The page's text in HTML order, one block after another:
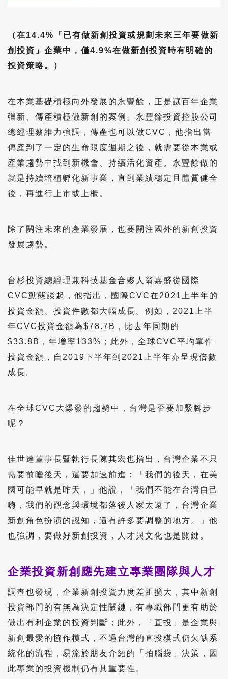
（在14.4%「已有做新創投資或規劃未來三年要做新
創投資」企業中，僅4.9%在做新創投資時有明確的
投資策略。）
在本業基礎積極向外發展的永豐餘，正是讓百年企業
彌新、傳產積極做新創的案例。永豐餘投資控股公司
總經理蔡維力強調，傳產也可以做CVC，他指出當
傳產到了一定的生命限度週期之後，就需要從本業或
產業趨勢中找到新機會、持續活化資產。永豐餘做的
就是持續培植孵化新事業，直到業績穩定且體質健全
後，再進行上市或上櫃。
除了關注未來的產業發展，也要關注國外的新創投資
發展趨勢。
台杉投資總經理兼科技基金合夥人翁嘉盛從國際
CVC動態談起，他指出，國際CVC在2021上半年的
投資金額、投資件數都大幅成長。例如，2021上半
年CVC投資金額為$78.7B，比去年同期的
$33.8B，年增率133%；此外，全球CVC平均單件
投資金額，自2019下半年到2021上半年亦呈現倍數
成長。
在全球CVC大爆發的趨勢中，台灣是否要加緊腳步
呢？
佳世達董事長暨執行長陳其宏也指出，台灣企業不只
需要前瞻後天，還要加速前進：「我們的後天，在美
國可能早就是昨天，」他說，「我們不能在台灣自己
嗨，我們的觀念與環境都落後人家太遠了，台灣企業
新創角色扮演的認知，還有許多要調整的地方。」他
也強調，要做好新創投資，人才與文化也是關鍵。
企業投資新創應先建立專業團隊與人才
調查也發現，企業新創投資力度差距擴大，其中新創
投資部門的有無為決定性關鍵，有專職部門更有助於
做出有利企業的投資判斷；此外，「直投」是企業與
新創最愛的協作模式，不過台灣的直投模式仍欠缺系
統化的流程，易流於朋友介紹的「拍腦袋」決策，因
此專業的投資機制仍有其重要性。